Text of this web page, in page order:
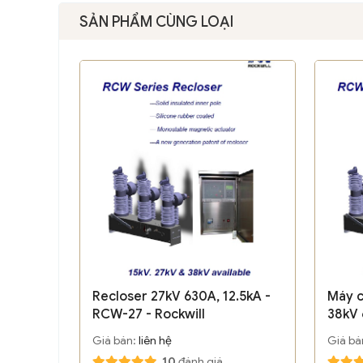
SẢN PHẨM CÙNG LOẠI
Recloser 27kV 630A, 12.5kA -
RCW-27 - Rockwill
Giá bán: liên hệ
Máy
38kV
Giá